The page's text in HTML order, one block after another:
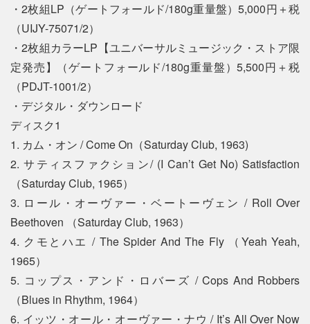
・2枚組LP（ゲートフォールド/180g重量盤）5,000円＋税
（UIJY-75071/2）
・2枚組カラーLP【ユニバーサルミュージック・ストア限
定発売】（ゲートフォールド/180g重量盤）5,500円＋税
（PDJT-1001/2）
・デジタル・ダウンロード
ディスク1
1. カム・オン / Come On（Saturday Club, 1963)
2. サティスファクション/ (I Can’t Get No) Satisfaction
（Saturday Club, 1965）
3. ロール・オーヴァー・ベートーヴェン / Roll Over
Beethoven （Saturday Club, 1963）
4. クモとハエ / The Spider And The Fly （Yeah Yeah,
1965）
5. コップス・アンド・ロバーズ / Cops And Robbers
（Blues in Rhythm, 1964）
6. イッツ・オール・オーヴァー・ナウ / It’s All Over Now